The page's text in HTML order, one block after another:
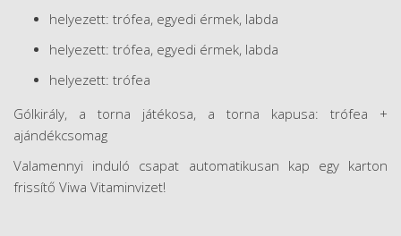
helyezett: trófea, egyedi érmek, labda
helyezett: trófea, egyedi érmek, labda
helyezett: trófea
Gólkirály, a torna játékosa, a torna kapusa: trófea +
ajándékcsomag
Valamennyi induló csapat automatikusan kap egy karton
frissítő Viwa Vitaminvizet!